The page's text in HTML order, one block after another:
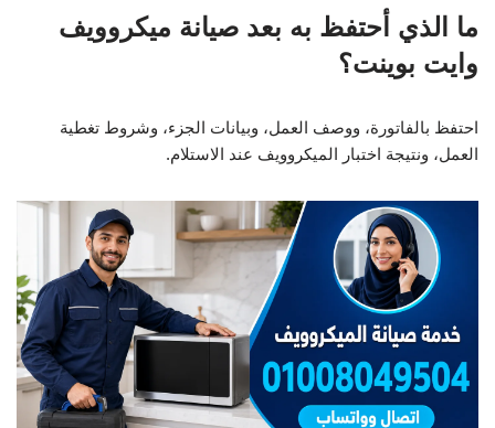
ما الذي أحتفظ به بعد صيانة ميكروويف
وايت بوينت؟
احتفظ بالفاتورة، ووصف العمل، وبيانات الجزء، وشروط تغطية
العمل، ونتيجة اختبار الميكروويف عند الاستلام.